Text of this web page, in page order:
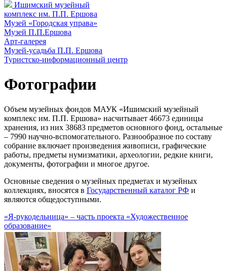
Ишимский музейный
комплекс им. П.П. Ершова
Музей «Городская управа»
Музей П.П.Ершова
Арт-галерея
Музей-усадьба П.П. Ершова
Туристско-информационный центр
Фотографии
Объем музейных фондов МАУК «Ишимский музейный
комплекс им. П.П. Ершова» насчитывает 46673 единицы
хранения, из них 38683 предметов основного фонд, остальные
– 7990 научно-вспомогательного. Разнообразное по составу
собрание включает произведения живописи, графические
работы, предметы нумизматики, археологии, редкие книги,
документы, фотографии и многое другое.
Основные сведения о музейных предметах и музейных
коллекциях, вносятся в Государственный каталог РФ и
являются общедоступными.
«Я-рукодельница» – часть проекта «Художественное
образование»